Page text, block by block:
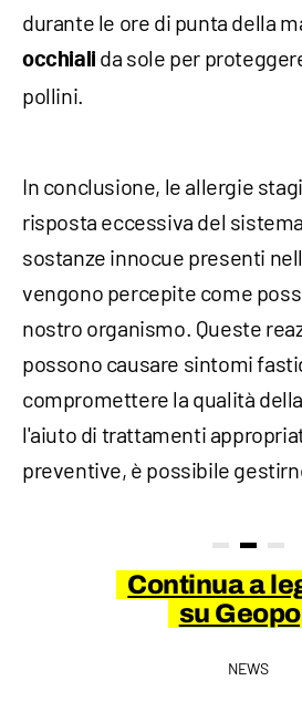
durante le ore di punta della
occhiali da sole per
pollini.
In conclusione, le allergie
risposta eccessiva del
sostanze innocue presenti
vengono percepite come
nostro organismo. Queste
possono causare sintomi
compromettere la qualità
l'aiuto di trattamenti
preventive, è possibile
Continua a
su
NEWS